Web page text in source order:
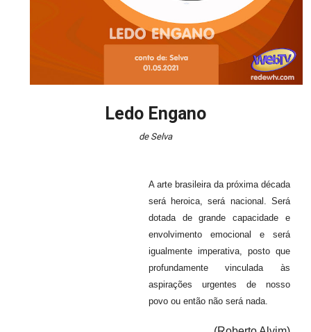
Ledo Engano
de Selva
A arte brasileira da próxima década
será heroica, será nacional. Será
dotada de grande capacidade e
envolvimento emocional e será
igualmente imperativa, posto que
profundamente vinculada às
aspirações urgentes de nosso
povo ou então não será nada.